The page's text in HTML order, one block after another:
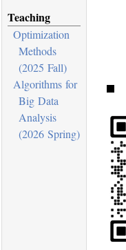
Teaching
Optimization
Methods
(2025 Fall)
Algorithms for
Big Data
Analysis
(2026 Spring)